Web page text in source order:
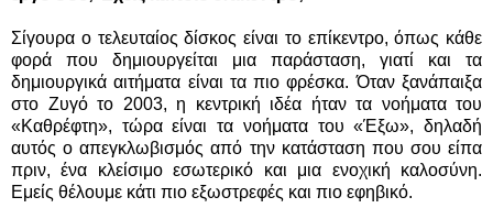
Σίγουρα ο τελευταίος δίσκος είναι το επίκεντρο, όπως κάθε
φορά που δημιουργείται μια παράσταση, γιατί και τα
δημιουργικά αιτήματα είναι τα πιο φρέσκα. Όταν ξανάπαιξα
στο Ζυγό το 2003, η κεντρική ιδέα ήταν τα νοήματα του
«Καθρέφτη», τώρα είναι τα νοήματα του «Έξω», δηλαδή
αυτός ο απεγκλωβισμός από την κατάσταση που σου είπα
πριν, ένα κλείσιμο εσωτερικό και μια ενοχική καλοσύνη.
Εμείς θέλουμε κάτι πιο εξωστρεφές και πιο εφηβικό.